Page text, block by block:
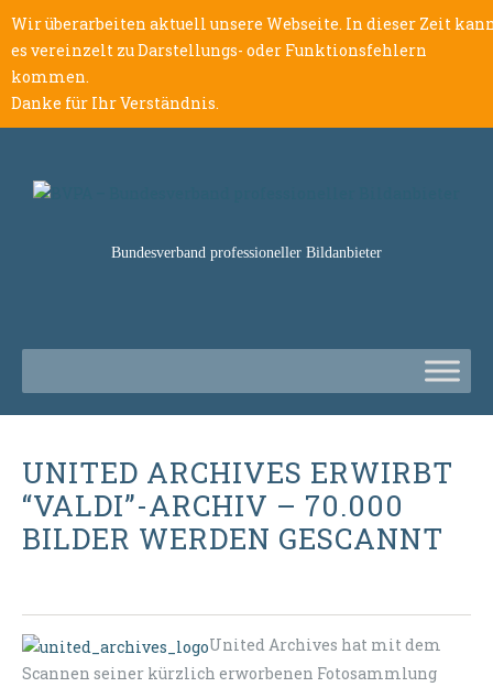
Wir überarbeiten aktuell unsere Webseite. In dieser Zeit
es vereinzelt zu Darstellungs- oder Funktionsfehlern
kommen.
Danke für Ihr Verständnis.
Bundesverband professioneller Bildanbieter
UNITED ARCHIVES ERWIRBT
“VALDI”-ARCHIV – 70.000
BILDER WERDEN GESCANNT
United Archives hat mit dem
Scannen seiner kürzlich erworbenen Fotosammlung